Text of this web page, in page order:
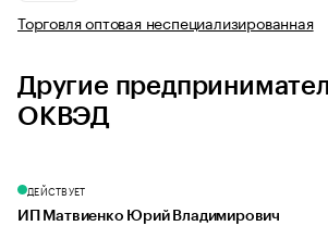
Торговля оптовая неспециализированная
Другие
ОКВЭД
ДЕЙСТВУЕТ
ИП Матвиенко Юрий Владимирович